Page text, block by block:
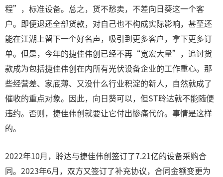
程”，标准设备。总之，货不愁卖，不差向日葵这一个客
户。即便退还全部货款，对自己也不构成实际影响，甚至还
能在江湖上留下一个好名声，吸引到更多客户，拿下更多订
单。但是，今年的捷佳伟创已经不再“宽宏大量”，追讨货
款成为包括捷佳伟创在内所有光伏设备企业的工作重心。那
些经营差、家底薄、又没什么行业积淀的新人，自然就成了
催收的重点对象。因此，向日葵可以，但ST聆达就不能随便
违约。否则，捷佳伟创就要让它付出惨痛代价。事情是这样
的。
2022年10月，聆达与捷佳伟创签订了7.21亿的设备采购合
同。2023年6月，双方又签订了补充协议，合同金额变更为